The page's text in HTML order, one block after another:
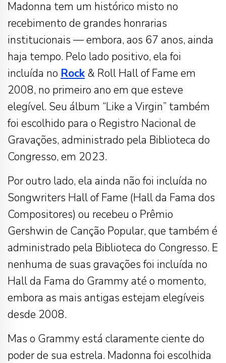
Madonna tem um histórico misto no
recebimento de grandes honrarias
institucionais — embora, aos 67 anos, ainda
haja tempo. Pelo lado positivo, ela foi
incluída no Rock& Roll Hall of Fame em
2008, no primeiro ano em que esteve
elegível. Seu álbum “Like a Virgin” também
foi escolhido para o Registro Nacional de
Gravações, administrado pela Biblioteca do
Congresso, em 2023.
Por outro lado, ela ainda não foi incluída no
Songwriters Hall of Fame (Hall da Fama dos
Compositores) ou recebeu o Prêmio
Gershwin de Canção Popular, que também é
administrado pela Biblioteca do Congresso. E
nenhuma de suas gravações foi incluída no
Hall da Fama do Grammy até o momento,
embora as mais antigas estejam elegíveis
desde 2008.
Mas o Grammy está claramente ciente do
poder de sua estrela. Madonna foi escolhida